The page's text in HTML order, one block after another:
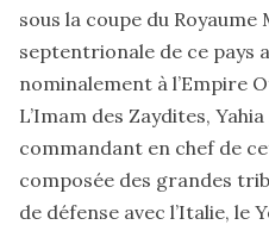
sous la coupe du
septentrionale de ce pays
nominalement à l’Empire
L’Imam des Zaydites,
commandant en chef de
composée des grandes
de défense avec l’Italie, le